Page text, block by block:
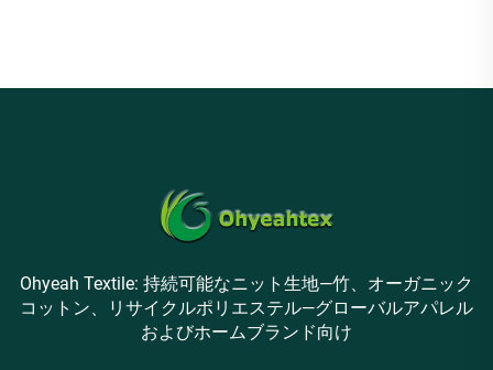
Ohyeah Textile: 持続可能なニット生地—竹、オーガニック
コットン、リサイクルポリエステル—グローバルアパレル
およびホームブランド向け